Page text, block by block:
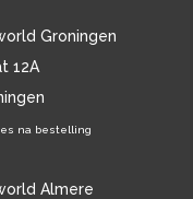
Groningen
12A
na bestelling
Almere